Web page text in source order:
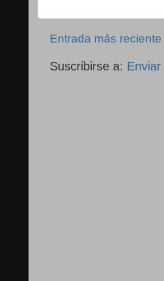
Entrada más reciente
Suscribirse a: